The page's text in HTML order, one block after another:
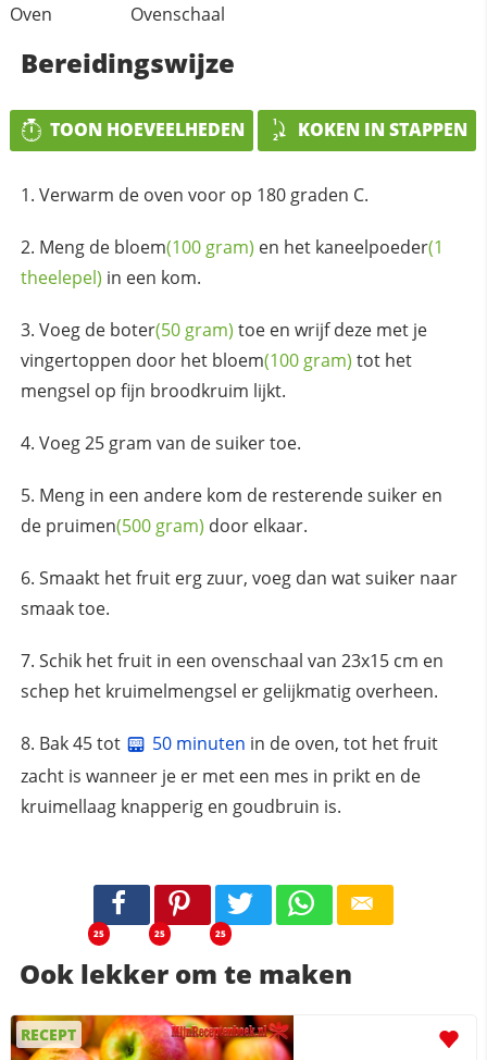
Oven
Ovenschaal
Bereidingswijze
TOON HOEVEELHEDEN KOKEN IN STAPPEN
Verwarm de oven voor op 180 graden C.
Meng de bloem(100 gram) en het kaneelpoeder(1
theelepel) in een kom.
Voeg de boter(50 gram) toe en wrijf deze met je
vingertoppen door het bloem(100 gram) tot het
mengsel op fijn broodkruim lijkt.
Voeg 25 gram van de suiker toe.
Meng in een andere kom de resterende suiker en
de pruimen(500 gram) door elkaar.
Smaakt het fruit erg zuur, voeg dan wat suiker naar
smaak toe.
Schik het fruit in een ovenschaal van 23x15 cm en
schep het kruimelmengsel er gelijkmatig overheen.
Bak 45 tot 50 minuten in de oven, tot het fruit
zacht is wanneer je er met een mes in prikt en de
kruimellaag knapperig en goudbruin is.
25 25 25
Ook lekker om te maken
RECEPT